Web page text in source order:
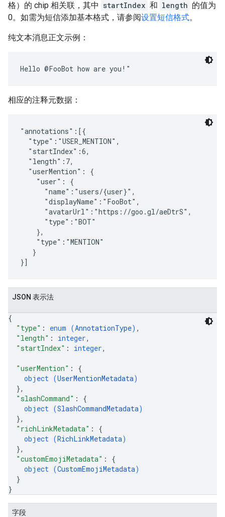
格）的 chip 相关联，其中 startIndex 和 length 的值为
0。如需为短信添加基本格式，请参阅设置短信格式。
纯文本消息正文示例：
相应的注释元数据：
"annotations":[{
  "type":"USER_MENTION",
  "startIndex":6,
  "length":7,
  "userMention": {
    "user": {
      "name":"users/{user}",
      "displayName":"FooBot",
      "avatarUrl":"https://goo.gl/aeDtrS",
      "type":"BOT"
    },
    "type":"MENTION"
   }
JSON 表示法
{
"type" : enum (AnnotationType) ,
"length" : integer,
"startIndex" : integer,
"userMention" : {
object (UserMentionMetadata)
},
"slashCommand" : {
object (SlashCommandMetadata)
},
"richLinkMetadata" : {
object (RichLinkMetadata)
},
"customEmojiMetadata" : {
object (CustomEmojiMetadata)
}
}
字段